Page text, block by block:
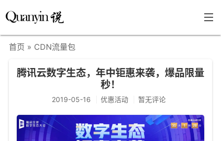
文章分类
瞎说杂谈
学海泛舟
精华荟萃
首页 » CDN流量包
腾讯云数字生态，年中钜惠来袭，爆品限量
秒！
2019-05-16 优惠活动 暂无评论